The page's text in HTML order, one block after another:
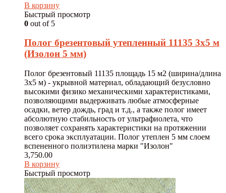
В корзину
Быстрый просмотр
0 out of 5
Полог брезентовый утепленный 11135 3х5 м
(Изолон 5 мм)
Полог брезентовый 11135 площадь 15 м2 (ширина/длина
3х5 м) - укрывной материал, обладающий безусловно
высокими физико механическими характеристиками,
позволяющими выдерживать любые атмосферные
осадки, ветер дождь, град и т.д., а также полог имеет
абсолютную стабильность от ультрафиолета, что
позволяет сохранять характеристики на протяжении
всего срока эксплуатации. Полог утеплен 5 мм слоем
вспененного полиэтилена марки "Изолон"
3,750.00
В корзину
Быстрый просмотр